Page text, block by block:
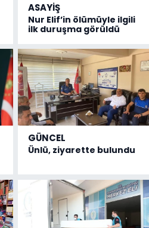
ASAYİŞ
Nur Elif’in ölümüyle ilgili
ilk duruşma görüldü
GÜNCEL
Ünlü, ziyarette bulundu